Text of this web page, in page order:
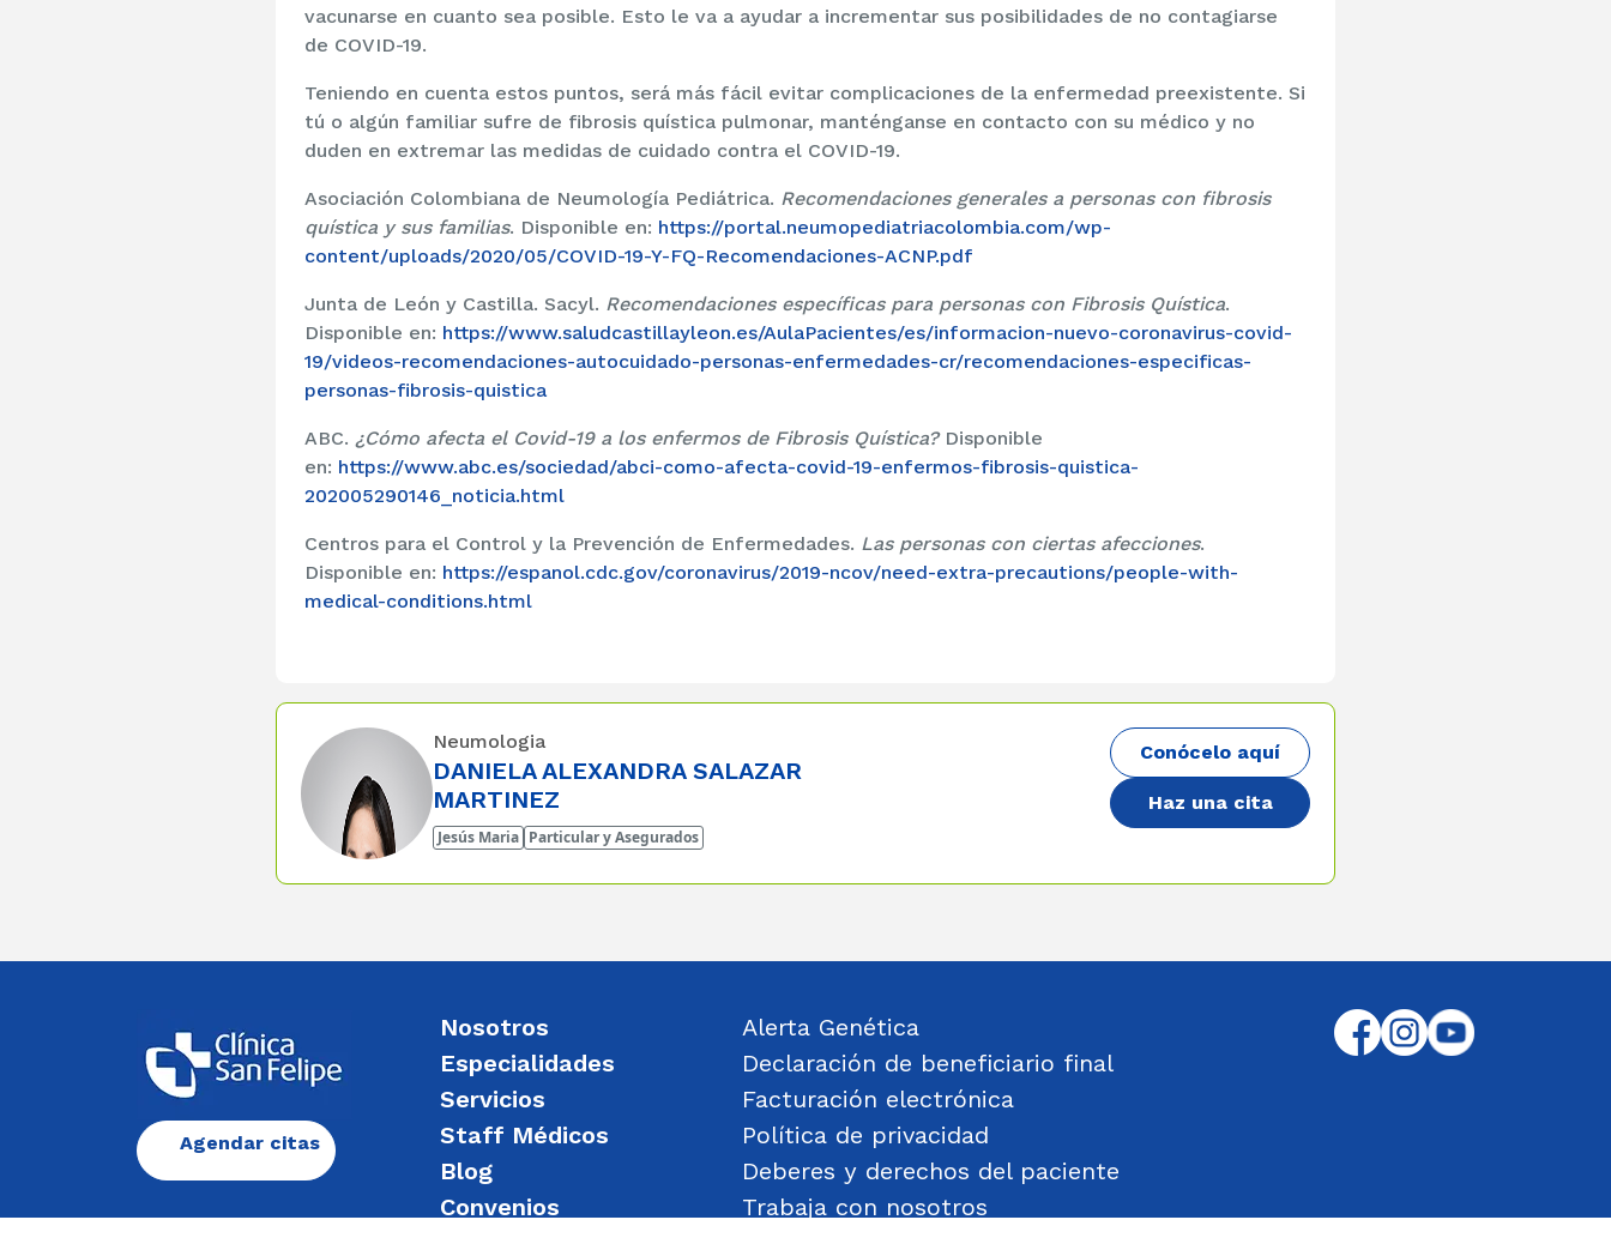
vacunarse en cuanto sea posible. Esto le va a ayudar a incrementar sus posibilidades de no contagiarse
de COVID-19.
Teniendo en cuenta estos puntos, será más fácil evitar complicaciones de la enfermedad preexistente. Si
tú o algún familiar sufre de fibrosis quística pulmonar, manténganse en contacto con su médico y no
duden en extremar las medidas de cuidado contra el COVID-19.
Asociación Colombiana de Neumología Pediátrica. Recomendaciones generales a personas con fibrosis
quística y sus familias. Disponible en: https://portal.neumopediatriacolombia.com/wp-
content/uploads/2020/05/COVID-19-Y-FQ-Recomendaciones-ACNP.pdf
Junta de León y Castilla. Sacyl. Recomendaciones específicas para personas con Fibrosis Quística.
Disponible en: https://www.saludcastillayleon.es/AulaPacientes/es/informacion-nuevo-coronavirus-covid-
19/videos-recomendaciones-autocuidado-personas-enfermedades-cr/recomendaciones-especificas-
personas-fibrosis-quistica
ABC. ¿Cómo afecta el Covid-19 a los enfermos de Fibrosis Quística?Disponible
en: https://www.abc.es/sociedad/abci-como-afecta-covid-19-enfermos-fibrosis-quistica-
202005290146_noticia.html
Centros para el Control y la Prevención de Enfermedades. Las personas con ciertas afecciones.
Disponible en: https://espanol.cdc.gov/coronavirus/2019-ncov/need-extra-precautions/people-with-
medical-conditions.html
Neumologia
DANIELA ALEXANDRA SALAZAR
MARTINEZ
Jesús Maria Particular y Asegurados
Conócelo aquí
Haz una cita
Agendar citas
Nosotros
Especialidades
Servicios
Staff Médicos
Blog
Convenios
Alerta Genética
Declaración de beneficiario final
Facturación electrónica
Política de privacidad
Deberes y derechos del paciente
Trabaja con nosotros